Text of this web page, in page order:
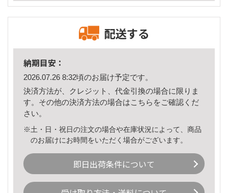
配送する
納期目安：
2026.07.26 8:32頃のお届け予定です。
決済方法が、クレジット、代金引換の場合に限りま
す。その他の決済方法の場合はこちら をご確認くだ
さい。
※土・日・祝日の注文の場合や在庫状況によって、商品
のお届けにお時間をいただく場合がございます。
即日出荷条件について